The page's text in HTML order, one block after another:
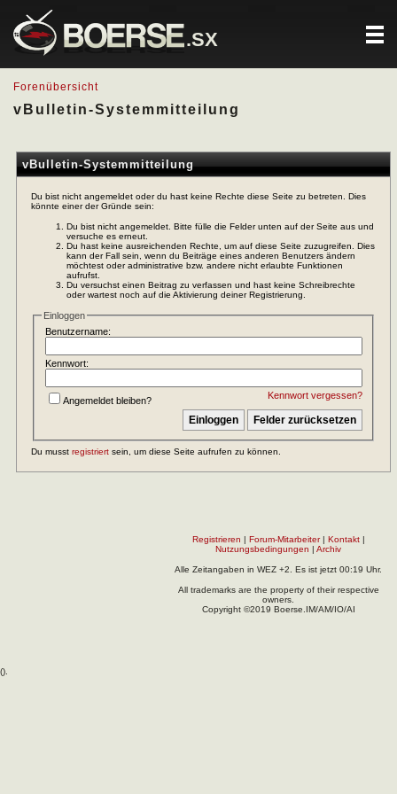
.SX
Forenübersicht
vBulletin-Systemmitteilung
vBulletin-Systemmitteilung
Du bist nicht angemeldet oder du hast keine Rechte diese Seite zu betreten. Dies
könnte einer der Gründe sein:
Du bist nicht angemeldet. Bitte fülle die Felder unten auf der Seite aus und
versuche es erneut.
Du hast keine ausreichenden Rechte, um auf diese Seite zuzugreifen. Dies
kann der Fall sein, wenn du Beiträge eines anderen Benutzers ändern
möchtest oder administrative bzw. andere nicht erlaubte Funktionen
aufrufst.
Du versuchst einen Beitrag zu verfassen und hast keine Schreibrechte
oder wartest noch auf die Aktivierung deiner Registrierung.
Einloggen
Benutzername:
Kennwort:
Kennwort vergessen?
Angemeldet bleiben?
Du musst registriert sein, um diese Seite aufrufen zu können.
Registrieren | Forum-Mitarbeiter| Kontakt|
Nutzungsbedingungen | Archiv
Alle Zeitangaben in WEZ +2. Es ist jetzt 00:19 Uhr.
All trademarks are the property of their respective
owners.
Copyright ©2019 Boerse.IM/AM/IO/AI
().